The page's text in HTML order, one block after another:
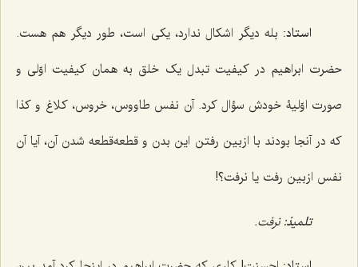
استاد: بله دیگر اشکال ندارد، یکی است، طور دیگر هم هست.
حضرت ابراهیم در کیفیت تبدل یک خلق به همان کیفیت اوّلی و
صورت اوّلیۀ خودش سؤال کرد. آن نفس طاووس، خروس، کلاغ و کذا
که در آنجا بودند با ازبین رفتن این بدن و قطعه‌قطعه شدن آن، آیا آن
نفس ازبین رفت یا نرفت؟!
تلمیذ:نرفت.